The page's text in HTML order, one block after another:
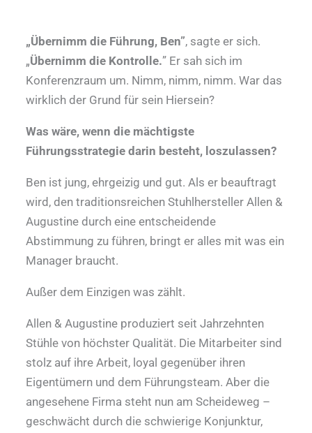
„Übernimm die Führung, Ben”, sagte er sich.
„Übernimm die Kontrolle.” Er sah sich im
Konferenzraum um. Nimm, nimm, nimm. War das
wirklich der Grund für sein Hiersein?
Was wäre, wenn die mächtigste
Führungsstrategie darin besteht, loszulassen?
Ben ist jung, ehrgeizig und gut. Als er beauftragt
wird, den traditionsreichen Stuhlhersteller Allen &
Augustine durch eine entscheidende
Abstimmung zu führen, bringt er alles mit was ein
Manager braucht.
Außer dem Einzigen was zählt.
Allen & Augustine produziert seit Jahrzehnten
Stühle von höchster Qualität. Die Mitarbeiter sind
stolz auf ihre Arbeit, loyal gegenüber ihren
Eigentümern und dem Führungsteam. Aber die
angesehene Firma steht nun am Scheideweg –
geschwächt durch die schwierige Konjunktur,